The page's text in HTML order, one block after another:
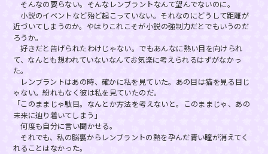
そんなの要らない。そんなレンブラントなんて望んでないのに。
小説のイベントなど殆ど起こっていない。それなのにどうして距離が
近づいてしまうのか。やはりこれこそが小説の強制力だとでもいうのだ
ろうか。
好きだと告げられたわけじゃない。でもあんなに熱い目を向けられ
て、なんとも想われていないなんてお気楽に考えられるはずがなかっ
た。
レンブラントはあの時、確かに私を見ていた。あの目は猫を見る目じ
ゃない。紛れもなく彼は私を見ていたのだ。
「このままじゃ駄目。なんとか方法を考えないと。このままじゃ、あの
未来に辿り着いてしまう」
何度も自分に言い聞かせる。
それでも、私の脳裏からレンブラントの熱を孕んだ青い瞳が消えてく
れることはなかった。